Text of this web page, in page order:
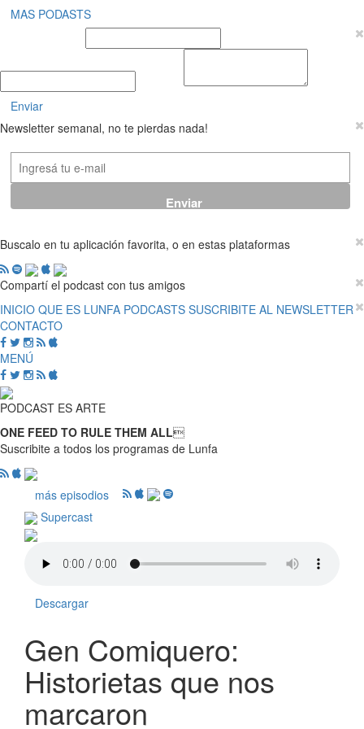
MAS PODASTS
Enviar
Newsletter semanal, no te pierdas nada!
Buscalo en tu aplicación favorita, o en estas plataformas
Compartí el podcast con tus amigos
INICIO QUE ES LUNFA PODCASTS SUSCRIBITE AL NEWSLETTER
CONTACTO
MENÚ
PODCAST ES ARTE
ONE FEED TO RULE THEM ALL
Suscribite a todos los programas de Lunfa
más episodios
Supercast
Descargar
Gen Comiquero:
Historietas que nos
marcaron